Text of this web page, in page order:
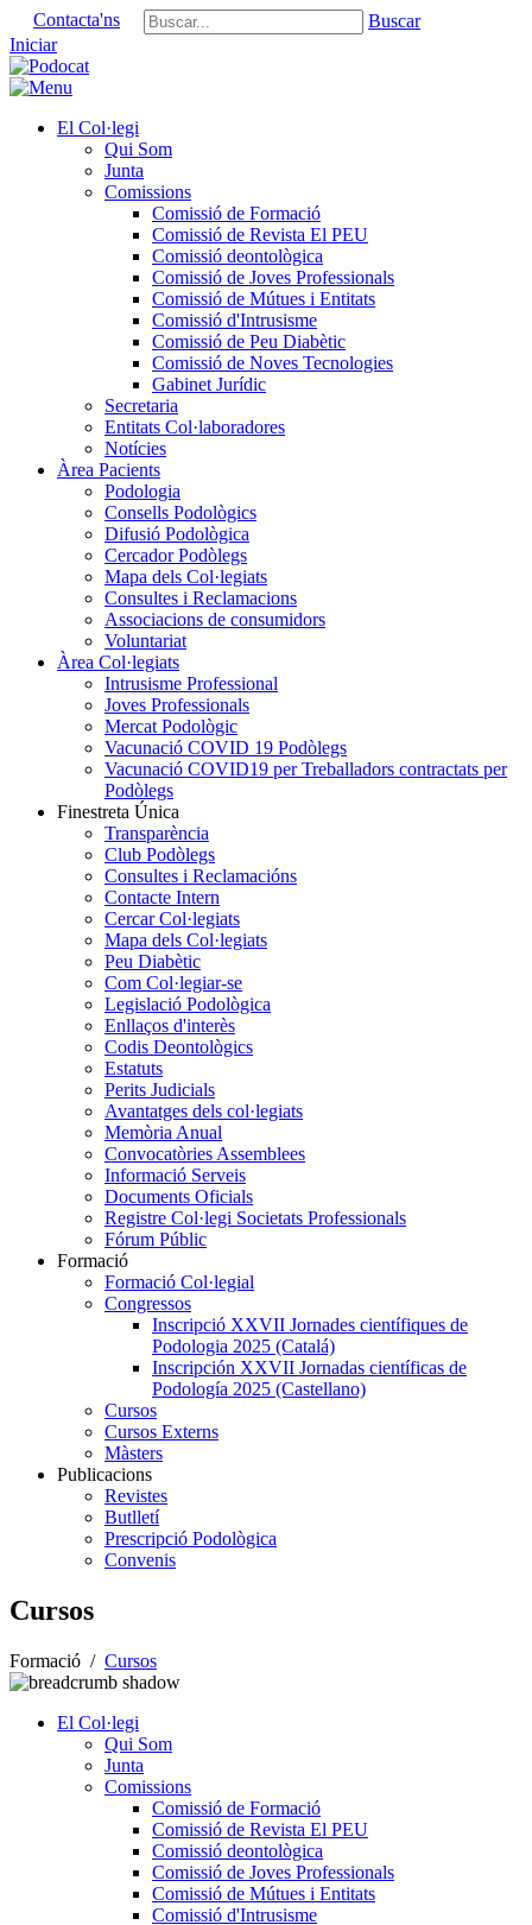
Contacta'ns
Buscar
Iniciar
El Col·legi
Qui Som
Junta
Comissions
Comissió de Formació
Comissió de Revista El PEU
Comissió deontològica
Comissió de Joves Professionals
Comissió de Mútues i Entitats
Comissió d'Intrusisme
Comissió de Peu Diabètic
Comissió de Noves Tecnologies
Gabinet Jurídic
Secretaria
Entitats Col·laboradores
Notícies
Àrea Pacients
Podologia
Consells Podològics
Difusió Podològica
Cercador Podòlegs
Mapa dels Col·legiats
Consultes i Reclamacions
Associacions de consumidors
Voluntariat
Àrea Col·legiats
Intrusisme Professional
Joves Professionals
Mercat Podològic
Vacunació COVID 19 Podòlegs
Vacunació COVID19 per Treballadors contractats per
Podòlegs
Finestreta Única
Transparència
Club Podòlegs
Consultes i Reclamacións
Contacte Intern
Cercar Col·legiats
Mapa dels Col·legiats
Peu Diabètic
Com Col·legiar-se
Legislació Podològica
Enllaços d'interès
Codis Deontològics
Estatuts
Perits Judicials
Avantatges dels col·legiats
Memòria Anual
Convocatòries Assemblees
Informació Serveis
Documents Oficials
Registre Col·legi Societats Professionals
Fórum Públic
Formació
Formació Col·legial
Congressos
Inscripció XXVII Jornades científiques de
Podologia 2025 (Catalá)
Inscripción XXVII Jornadas científicas de
Podología 2025 (Castellano)
Cursos
Cursos Externs
Màsters
Publicacions
Revistes
Butlletí
Prescripció Podològica
Convenis
Cursos
Formació / Cursos
El Col·legi
Qui Som
Junta
Comissions
Comissió de Formació
Comissió de Revista El PEU
Comissió deontològica
Comissió de Joves Professionals
Comissió de Mútues i Entitats
Comissió d'Intrusisme